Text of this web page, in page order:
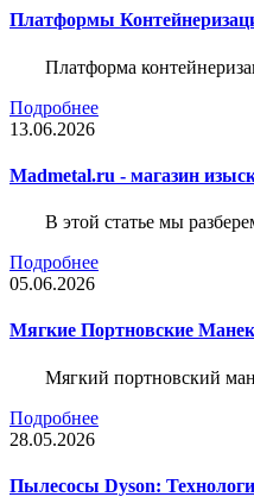
Платформы
Платформа
Подробнее
13.06.2026
Madmetal.ru - магазин
В этой статье мы
Подробнее
05.06.2026
Мягкие Портновские
Мягкий портновский
Подробнее
28.05.2026
Пылесосы Dyson: